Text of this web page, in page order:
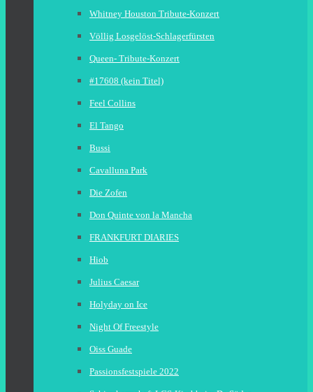
Whitney Houston Tribute-Konzert
Völlig Losgelöst-Schlagerfürsten
Queen- Tribute-Konzert
#17608 (kein Titel)
Feel Collins
El Tango
Bussi
Cavalluna Park
Die Zofen
Don Quinte von la Mancha
FRANKFURT DIARIES
Hiob
Julius Caesar
Holyday on Ice
Night Of Freestyle
Oiss Guade
Passionsfestspiele 2022